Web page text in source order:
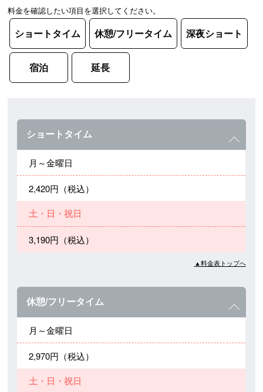
料金を確認したい項目を選択してください。
ショートタイム 休憩/フリータイム 深夜ショート
宿泊 延長
ショートタイム
月～金曜日
2,420円（税込）
土・日・祝日
3,190円（税込）
▲料金表トップへ
休憩/フリータイム
月～金曜日
2,970円（税込）
土・日・祝日